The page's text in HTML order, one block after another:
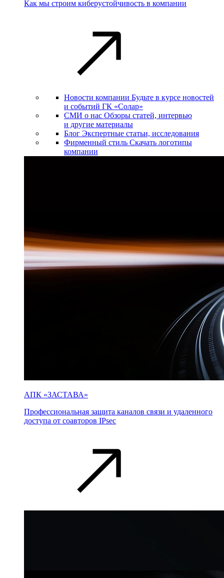
Как мы строим киберустойчивость в компании
Новости компании Будьте в курсе новостей
и событий ГК «Солар»
СМИ о нас Обзоры статей, интервью
и другие материалы
Блог Экспертные статьи, исследования
Фирменный стиль Скачать логотипы
компании
АПК «ЗАСТАВА»
Профессиональная защита каналов связи и удаленного
доступа от соавторов IPsec